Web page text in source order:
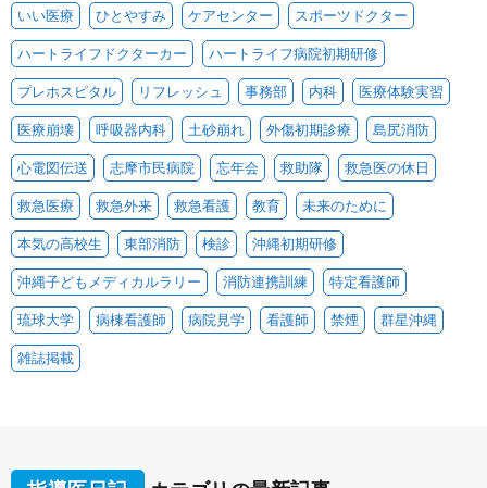
いい医療 ひとやすみ ケアセンター スポーツドクター
ハートライフドクターカー ハートライフ病院初期研修
プレホスピタル リフレッシュ 事務部 内科 医療体験実習
医療崩壊 呼吸器内科 土砂崩れ 外傷初期診療 島尻消防
心電図伝送 志摩市民病院 忘年会 救助隊 救急医の休日
救急医療 救急外来 救急看護 教育 未来のために
本気の高校生 東部消防 検診 沖縄初期研修
沖縄子どもメディカルラリー 消防連携訓練 特定看護師
琉球大学 病棟看護師 病院見学 看護師 禁煙 群星沖縄
雑誌掲載